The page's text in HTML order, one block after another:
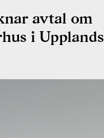
avtal om
i Upplands